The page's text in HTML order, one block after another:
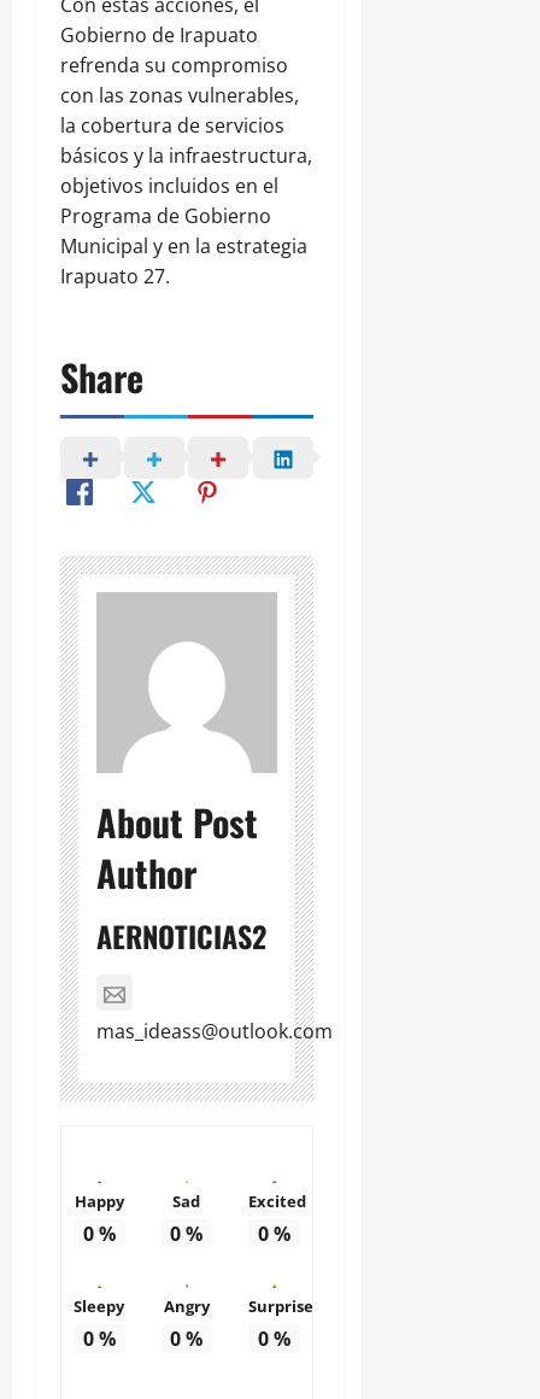
Gobierno de Irapuato
refrenda su compromiso
con las zonas vulnerables,
la cobertura de servicios
básicos y la infraestructura,
objetivos incluidos en el
Programa de Gobierno
Municipal y en la estrategia
Irapuato 27.
Share
About Post
Author
AERNOTICIAS2
mas_ideass@outlook.com
Happy
0%
Sad
0%
Excited
0%
Sleepy
0%
Angry
0%
Surprise
0%